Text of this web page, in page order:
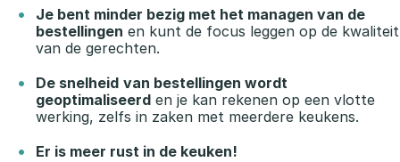
Je bent minder bezig met het managen van de
bestellingen en kunt de focus leggen op de kwaliteit
van de gerechten.
De snelheid van bestellingen wordt
geoptimaliseerd en je kan rekenen op een vlotte
werking, zelfs in zaken met meerdere keukens.
Er is meer rust in de keuken!